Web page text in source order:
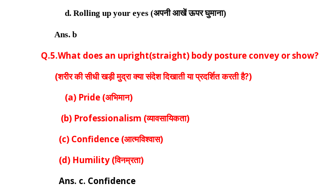
d. Rolling up your eyes (अपनी आखें ऊपर घुमाना)
Ans. b
Q.5.What does an upright(straight) body posture convey or show?
(शरीर की सीधी खड़ी मुद्रा क्या संदेश दिखाती या प्रदर्शित करती है?)
(a) Pride (अभिमान)
(b) Professionalism (व्यावसायिकता)
(c) Confidence (आत्मविश्वास)
(d) Humility (विनम्रता)
Ans. c. Confidence